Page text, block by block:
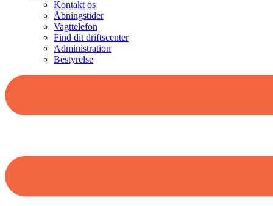
Kontakt os
Åbningstider
Vagttelefon
Find dit driftscenter
Administration
Bestyrelse